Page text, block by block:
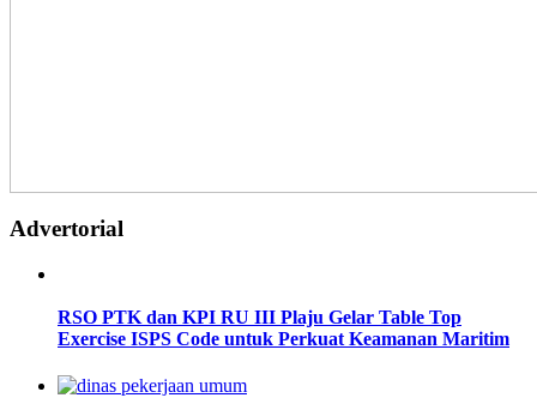
Advertorial
RSO PTK dan KPI RU III Plaju Gelar Table Top
Exercise ISPS Code untuk Perkuat Keamanan Maritim